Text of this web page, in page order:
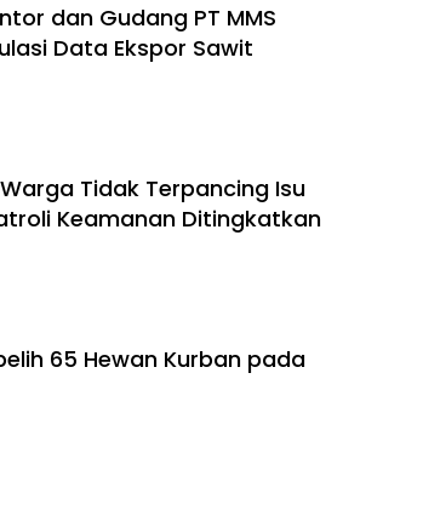
dan Gudang PT MMS
Data Ekspor Sawit
Tidak Terpancing Isu
Keamanan Ditingkatkan
65 Hewan Kurban pada